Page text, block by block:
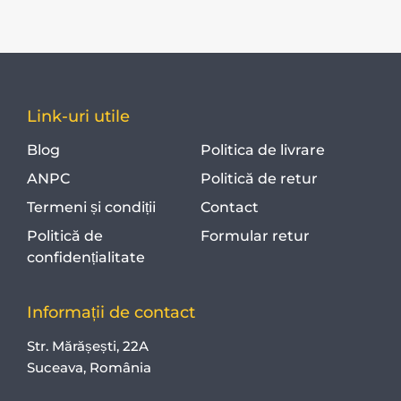
Link-uri utile
Blog
ANPC
Termeni și condiții
Politică de
confidențialitate
Politica de livrare
Politică de retur
Contact
Formular retur
Informații de contact
Str. Mărășești, 22A
Suceava, România